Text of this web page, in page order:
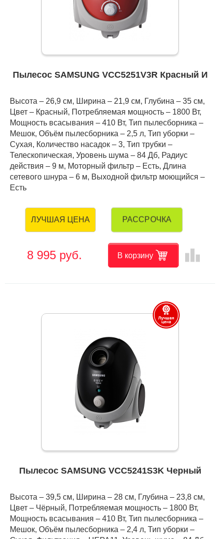
Пылесос SAMSUNG VCC5251V3R Красный И
Высота – 26,9 см, Ширина – 21,9 см, Глубина – 35 см,
Цвет – Красный, Потребляемая мощность – 1800 Вт,
Мощность всасывания – 410 Вт, Тип пылесборника –
Мешок, Объём пылесборника – 2,5 л, Тип уборки –
Сухая, Количество насадок – 3, Тип трубки –
Телескопическая, Уровень шума – 84 Дб, Радиус
действия – 9 м, Моторный фильтр – Есть, Длина
сетевого шнура – 6 м, Выходной фильтр моющийся –
Есть
ЛУЧШАЯ ЦЕНА РАССРОЧКА
8 995 руб. В корзину leaderboard
Пылесос SAMSUNG VCC5241S3K Черный
Высота – 39,5 см, Ширина – 28 см, Глубина – 23,8 см,
Цвет – Чёрный, Потребляемая мощность – 1800 Вт,
Мощность всасывания – 410 Вт, Тип пылесборника –
Мешок, Объём пылесборника – 2,4 л, Тип уборки –